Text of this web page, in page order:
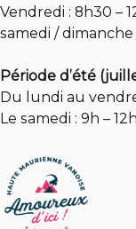
Vendredi : 8h30 –
samedi /
Période d’été
Du lundi au
Le samedi : 9h –